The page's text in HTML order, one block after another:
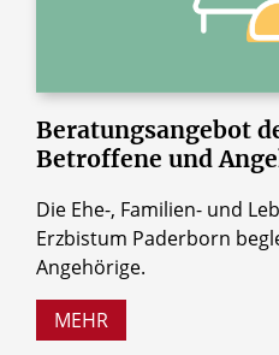
Beratungsangebot
Betroffene und
Die Ehe-, Familien- und
Erzbistum Paderborn
Angehörige.
MEHR